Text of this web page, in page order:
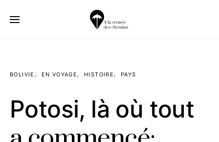
BOLIVIE EN VOYAGE HISTOIRE PAYS
Potosi, là où tout